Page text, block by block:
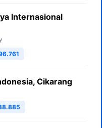
Internasional
Cikarang